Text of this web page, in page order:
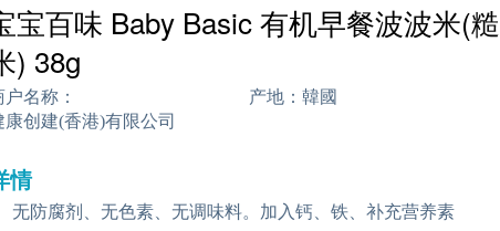
宝百味 Baby Basic 有机早餐波波米(糙
) 38g
户名称：
康创建(香港)有限公司
产地： 韓國
情
无防腐剂、无色素、无调味料。加入钙、铁、补充营养素